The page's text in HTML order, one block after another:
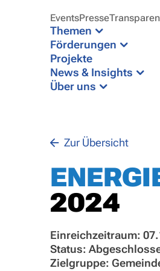
EventsPresse
Themen
Förderungen
Projekte
News & Insights
Über uns
Zur Übersicht
2024
Einreichzeitraum:
Status:
Zielgruppe: